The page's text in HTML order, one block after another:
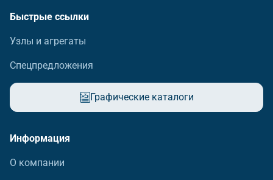
Быстрые ссылки
Узлы и агрегаты
Спецпредложения
Графические каталоги
Информация
О компании